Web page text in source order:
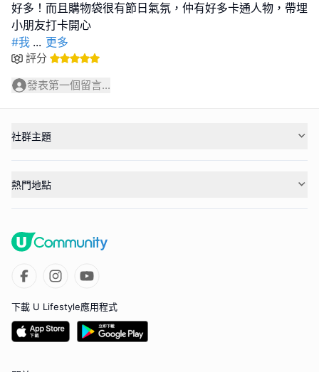
好多！而且購物袋很有節日氣氛，仲有好多卡通人物，帶埋
#我 ... 更多
評分
發表第一個留言...
社群主題
熱門地點
下載 U Lifestyle應用程式